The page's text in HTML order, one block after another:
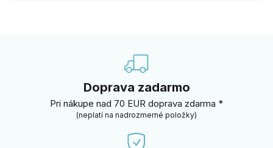
Doprava zadarmo
Pri nákupe nad 70 EUR doprava zdarma *
(neplatí na nadrozmerné položky)